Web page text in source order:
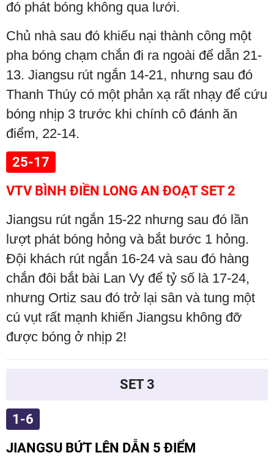
đó phát bóng không qua lưới.
Chủ nhà sau đó khiếu nại thành công một
pha bóng chạm chắn đi ra ngoài để dẫn 21-
13. Jiangsu rút ngắn 14-21, nhưng sau đó
Thanh Thúy có một phản xạ rất nhạy để cứu
bóng nhịp 3 trước khi chính cô đánh ăn
điểm, 22-14.
25-17
VTV BÌNH ĐIỀN LONG AN ĐOẠT SET 2
Jiangsu rút ngắn 15-22 nhưng sau đó lần
lượt phát bóng hỏng và bắt bước 1 hỏng.
Đội khách rút ngắn 16-24 và sau đó hàng
chắn đôi bắt bài Lan Vy để tỷ số là 17-24,
nhưng Ortiz sau đó trở lại sân và tung một
cú vụt rất mạnh khiến Jiangsu không đỡ
được bóng ở nhịp 2!
SET 3
1-6
JIANGSU BỨT LÊN DẪN 5 ĐIỂM